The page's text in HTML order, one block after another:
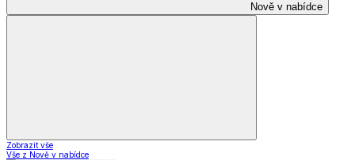
Nově v nabídce
Zobrazit vše
Vše z Nově v nabídce